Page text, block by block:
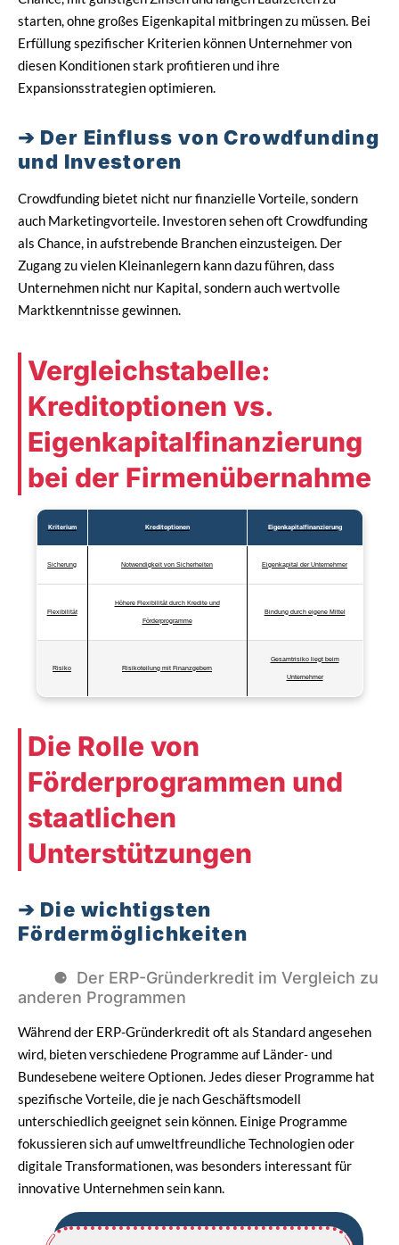
starten, ohne großes Eigenkapital mitbringen zu müssen. Bei
Erfüllung spezifischer Kriterien können Unternehmer von
diesen Konditionen stark profitieren und ihre
Expansionsstrategien optimieren.
Der Einfluss von Crowdfunding
und Investoren
Crowdfunding bietet nicht nur finanzielle Vorteile, sondern
auch Marketingvorteile. Investoren sehen oft Crowdfunding
als Chance, in aufstrebende Branchen einzusteigen. Der
Zugang zu vielen Kleinanlegern kann dazu führen, dass
Unternehmen nicht nur Kapital, sondern auch wertvolle
Marktkenntnisse gewinnen.
Vergleichstabelle:
Kreditoptionen vs.
Eigenkapitalfinanzierung
bei der Firmenübernahme
Kriterium Kreditoptionen Eigenkapitalfinanzierung
Sicherung Notwendigkeit von Sicherheiten Eigenkapital der Unternehmer
Flexibilität
Höhere Flexibilität durch Kredite und
Förderprogramme
Bindung durch eigene Mittel
Risiko Risikoteilung mit Finanzgebern
Gesamtrisiko liegt beim
Unternehmer
Die Rolle von
Förderprogrammen und
staatlichen
Unterstützungen
Die wichtigsten
Fördermöglichkeiten
Der ERP-Gründerkredit im Vergleich zu
anderen Programmen
Während der ERP-Gründerkredit oft als Standard angesehen
wird, bieten verschiedene Programme auf Länder- und
Bundesebene weitere Optionen. Jedes dieser Programme hat
spezifische Vorteile, die je nach Geschäftsmodell
unterschiedlich geeignet sein können. Einige Programme
fokussieren sich auf umweltfreundliche Technologien oder
digitale Transformationen, was besonders interessant für
innovative Unternehmen sein kann.